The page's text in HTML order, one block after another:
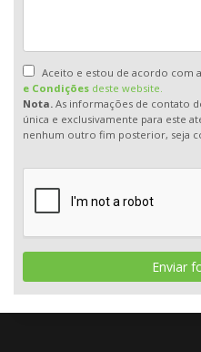
Aceito e estou de acordo com a
e Condições deste website.
Nota. As informações de contato
única e exclusivamente para este
nenhum outro fim posterior, seja
Enviar